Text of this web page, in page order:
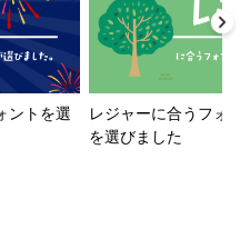
ントを選
レジャーに合うフォ
を選びました